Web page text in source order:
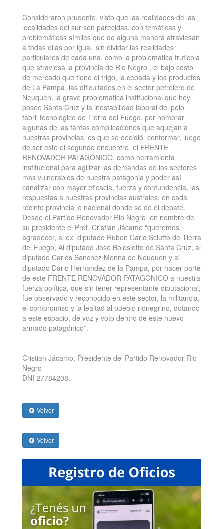
Consideraron prudente, visto que las realidades de las
localidades del sur son parecidas, con temáticas y
problemáticas símiles que de alguna manera atraviesan
a todas ellas por igual, sin olvidar las realidades
particulares de cada una, como la problemática fruticola
que atraviesa la provincia de Rio Negro , el bajo costo
de mercado que tiene el trigo, la cebada y los productos
de La Pampa, las dificultades en el sector petrolero de
Neuquen, la grave problemática institucional que hoy
posee Santa Cruz y la inestabilidad laboral del polo
fabril tecnológico de Tierra del Fuego, por nombrar
algunas de las tantas complicaciones que aquejan a
nuestras provincias, es que se decidió conformar, luego
de ser este el segundo encuentro, el FRENTE
RENOVADOR PATAGÓNICO, como herramienta
institucional para agilizar las demandas de los sectores
mas vulnerables de nuestra patagonia y poder así
canalizar con mayor eficacia, fuerza y contundencia, las
respuestas a nuestras provincias australes, en cada
recinto provincial o nacional donde se de el debate.
Desde el Partido Renovador Rio Negro, en nombre de
su presidente el Prof. Cristian Jácamo “queremos
agradecer, al ex diputado Ruben Dario Sciutto de Tierra
del Fuego, Al diputado José Bolosiotto de Santa Cruz, al
diputado Carlos Sanchez Menna de Neuquen y al
diputado Dario Hernandez de la Pampa, por hacer parte
de este FRENTE RENOVADOR PATAGONICO a nuestra
fuerza política, que sin tener representante diputacional,
fue observado y reconocido en este sector, la militancia,
el compromiso y la lealtad al pueblo rionegrino, dotando
a este espacio, de voz y voto dentro de este nuevo
armado patagónico”.
Cristian Jácamo, Presidente del Partido Renovador Rio
Negro
DNI 27784208.
Volver
Volver